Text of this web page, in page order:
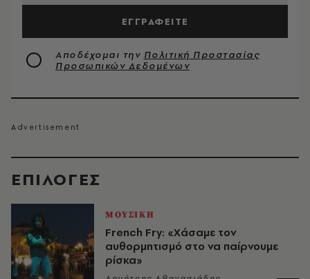
EΠΙΛΟΓΈΣ
ΜΟΥΣΙΚΗ
French Fry: «Χάσαμε τον
αυθορμητισμό στο να παίρνουμε
ρίσκα»
ΕΓΓΡΑΦΕΙΤΕ
Αποδέχομαι την Πολιτική Προστασίας
Προσωπικών Δεδομένων